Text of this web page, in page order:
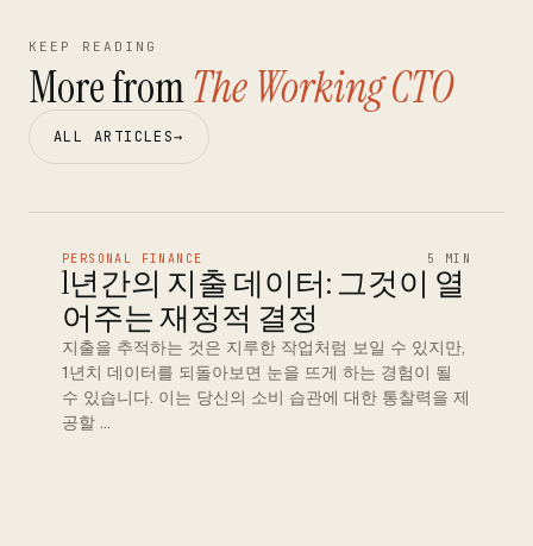
KEEP READING
More fromThe Working CTO
ALL ARTICLES→
PERSONAL FINANCE 5 MIN
1년간의 지출 데이터: 그것이 열
어주는 재정적 결정
지출을 추적하는 것은 지루한 작업처럼 보일 수 있지만,
1년치 데이터를 되돌아보면 눈을 뜨게 하는 경험이 될
수 있습니다. 이는 당신의 소비 습관에 대한 통찰력을 제
공할 …